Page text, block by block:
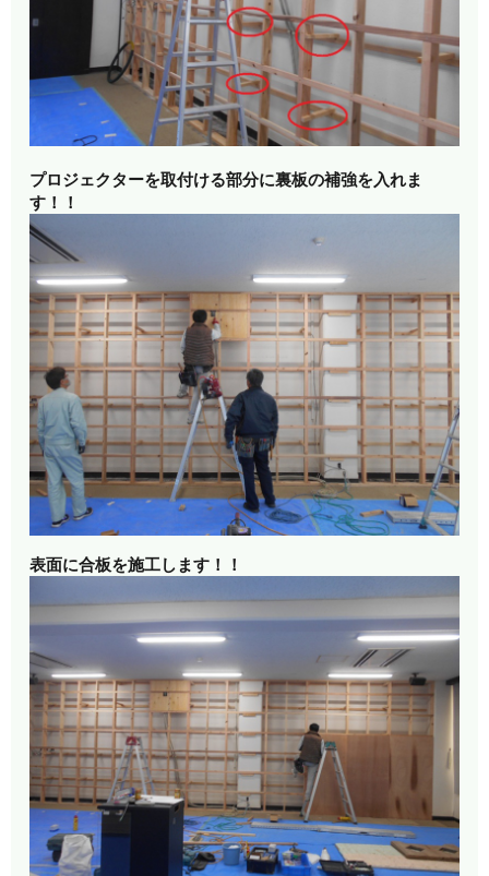
プロジェクターを取付ける部分に裏板の補強を入れま
す！！
表面に合板を施工します！！